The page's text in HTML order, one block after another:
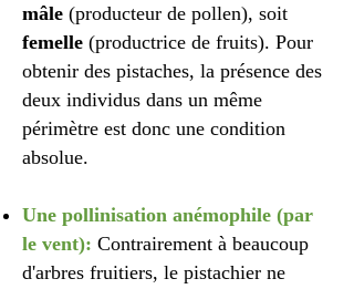
mâle (producteur de pollen), soit
femelle (productrice de fruits). Pour
obtenir des pistaches, la présence des
deux individus dans un même
périmètre est donc une condition
absolue.
Une pollinisation anémophile (par
le vent): Contrairement à beaucoup
d'arbres fruitiers, le pistachier ne